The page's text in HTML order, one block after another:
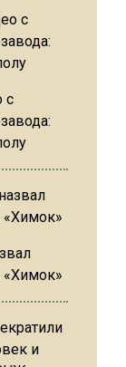
с
«Химок»